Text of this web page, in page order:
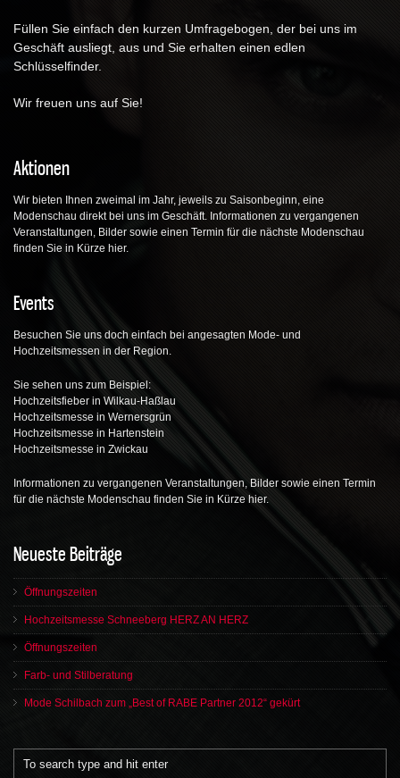
Füllen Sie einfach den kurzen Umfragebogen, der bei uns im
Geschäft ausliegt, aus und Sie erhalten einen edlen
Schlüsselfinder.
Wir freuen uns auf Sie!
Aktionen
Wir bieten Ihnen zweimal im Jahr, jeweils zu Saisonbeginn, eine
Modenschau direkt bei uns im Geschäft. Informationen zu vergangenen
Veranstaltungen, Bilder sowie einen Termin für die nächste Modenschau
finden Sie in Kürze hier.
Events
Besuchen Sie uns doch einfach bei angesagten Mode- und
Hochzeitsmessen in der Region.
Sie sehen uns zum Beispiel:
Hochzeitsfieber in Wilkau-Haßlau
Hochzeitsmesse in Wernersgrün
Hochzeitsmesse in Hartenstein
Hochzeitsmesse in Zwickau
Informationen zu vergangenen Veranstaltungen, Bilder sowie einen Termin
für die nächste Modenschau finden Sie in Kürze hier.
Neueste Beiträge
Öffnungszeiten
Hochzeitsmesse Schneeberg HERZ AN HERZ
Öffnungszeiten
Farb- und Stilberatung
Mode Schilbach zum „Best of RABE Partner 2012“ gekürt